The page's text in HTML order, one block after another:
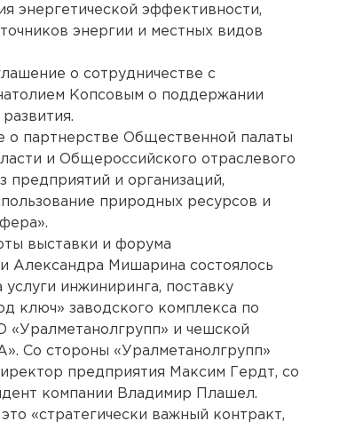
энергетической эффективности,
энергии и местных видов
о сотрудничестве с
Копсовым о поддержании
о партнерстве Общественной палаты
и Общероссийского отраслевого
предприятий и организаций,
природных ресурсов и
выставки и форума
Мишарина состоялось
инжиниринга, поставку
ключ» заводского комплекса по
«Уралметанолгрупп» и чешской
Со стороны «Уралметанолгрупп»
предприятия Максим Гердт, со
компании Владимир Плашел.
«стратегически важный контракт,